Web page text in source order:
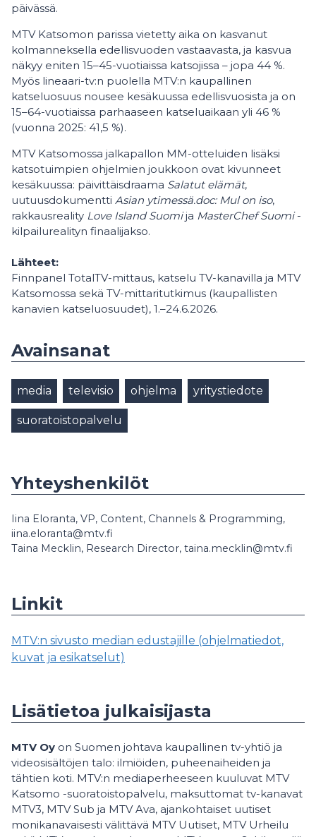
päivässä.
MTV Katsomon parissa vietetty aika on kasvanut
kolmanneksella edellisvuoden vastaavasta, ja kasvua
näkyy eniten 15–45-vuotiaissa katsojissa – jopa 44 %.
Myös lineaari-tv:n puolella MTV:n kaupallinen
katseluosuus nousee kesäkuussa edellisvuosista ja on
15–64-vuotiaissa parhaaseen katseluaikaan yli 46 %
(vuonna 2025: 41,5 %).
MTV Katsomossa jalkapallon MM-otteluiden lisäksi
katsotuimpien ohjelmien joukkoon ovat kivunneet
kesäkuussa: päivittäisdraama Salatut elämät,
uutuusdokumentti Asian ytimessä.doc: Mul on iso,
rakkausreality Love Island Suomija MasterChef Suomi-
kilpailurealityn finaalijakso.
Lähteet:
Finnpanel TotalTV-mittaus, katselu TV-kanavilla ja MTV
Katsomossa sekä TV-mittaritutkimus (kaupallisten
kanavien katseluosuudet), 1.–24.6.2026.
Avainsanat
media televisio ohjelma yritystiedote
suoratoistopalvelu
Yhteyshenkilöt
Iina Eloranta, VP, Content, Channels & Programming,
iina.eloranta@mtv.fi
Taina Mecklin, Research Director, taina.mecklin@mtv.fi
Linkit
MTV:n sivusto median edustajille (ohjelmatiedot,
kuvat ja esikatselut)
Lisätietoa julkaisijasta
MTV Oy on Suomen johtava kaupallinen tv-yhtiö ja
videosisältöjen talo: ilmiöiden, puheenaiheiden ja
tähtien koti. MTV:n mediaperheeseen kuuluvat MTV
Katsomo -suoratoistopalvelu, maksuttomat tv-kanavat
MTV3, MTV Sub ja MTV Ava, ajankohtaiset uutiset
monikanavaisesti välittävä MTV Uutiset, MTV Urheilu